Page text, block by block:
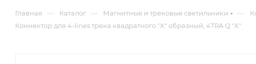
Главная — Каталог — Магнитные и трековые светильники —
Коннектор для 4-lines трека квадратного "X" образный, 4TRA Q "X"